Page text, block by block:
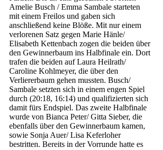
Amelie Busch / Emma Sambale starteten
mit einem Freilos und gaben sich
anschließend keine Blöße. Mit nur einem
verlorenen Satz gegen Marie Hänle/
Elisabeth Kettenbach zogen die beiden über
den Gewinnerbaum ins Halbfinale ein. Dort
trafen die beiden auf Laura Heilrath/
Caroline Kohlmeyer, die über den
Verliererbaum gehen mussten. Busch/
Sambale setzten sich in einem engen Spiel
durch (20:18, 16:14) und qualifizierten sich
damit fürs Endspiel. Das zweite Halbfinale
wurde von Bianca Peter/ Gitta Sieber, die
ebenfalls über den Gewinnerbaum kamen,
sowie Sonja Auer/ Lisa Keferloher
bestritten. Bereits in der Vorrunde hatte es